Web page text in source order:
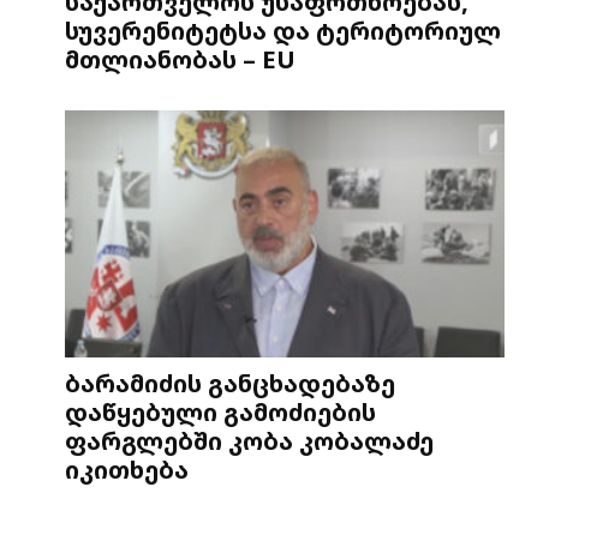
სუვერენიტეტსა და ტერიტორიულ
მთლიანობას – EU
ბარამიძის განცხადებაზე
დაწყებული გამოძიების
ფარგლებში კობა კობალაძე
იკითხება